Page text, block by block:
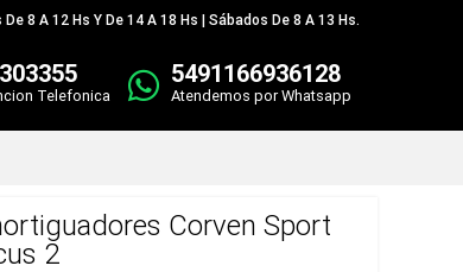
8 A 12 Hs Y De 14 A 18 Hs | Sábados De 8 A 13 Hs.
Telefonica
5491166936128
Atendemos por Whatsapp
Corven Sport
2